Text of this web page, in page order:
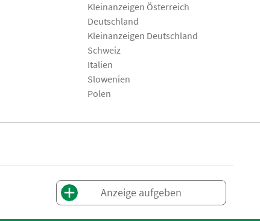
Kleinanzeigen Österreich
Deutschland
Kleinanzeigen Deutschland
Schweiz
Italien
Slowenien
Polen
Anzeige aufgeben